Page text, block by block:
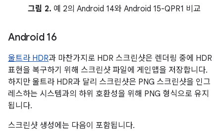
그림 2. 예 2의 Android 14와 Android 15-QPR1 비교
Android 16
울트라 HDR과 마찬가지로 HDR 스크린샷은 렌더링 중에 HDR
표현을 복구하기 위해 스크린샷 파일에 게인맵을 저장합니다.
하지만 울트라 HDR과 달리 스크린샷은 PNG 스크린샷을 인그
레스하는 시스템과의 하위 호환성을 위해 PNG 형식으로 유지
됩니다.
스크린샷 생성에는 다음이 포함됩니다.